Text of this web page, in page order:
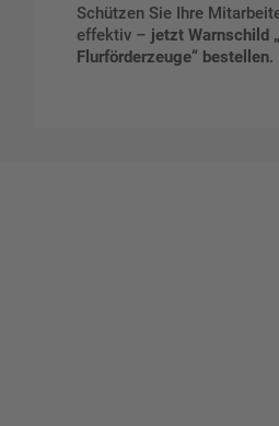
Schützen Sie Ihre
effektiv – jetzt Warnschild
Flurförderzeuge“ bestellen.